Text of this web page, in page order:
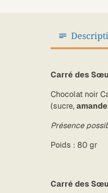
Carré des
Chocolat noir
(sucre,
Présence
Poids : 80 gr
Carré des